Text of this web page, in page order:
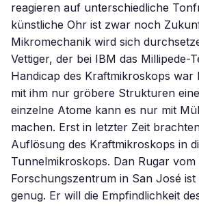
reagieren auf unterschiedliche
künstliche Ohr ist zwar noch
Mikromechanik wird sich
Vettiger, der bei IBM das Millipede-
Handicap des Kraftmikroskops war
mit ihm nur gröbere Strukturen
einzelne Atome kann es nur mit
machen. Erst in letzter Zeit
Auflösung des Kraftmikroskops in
Tunnelmikroskops. Dan Rugar vom
Forschungszentrum in San José
genug. Er will die Empfindlichkeit